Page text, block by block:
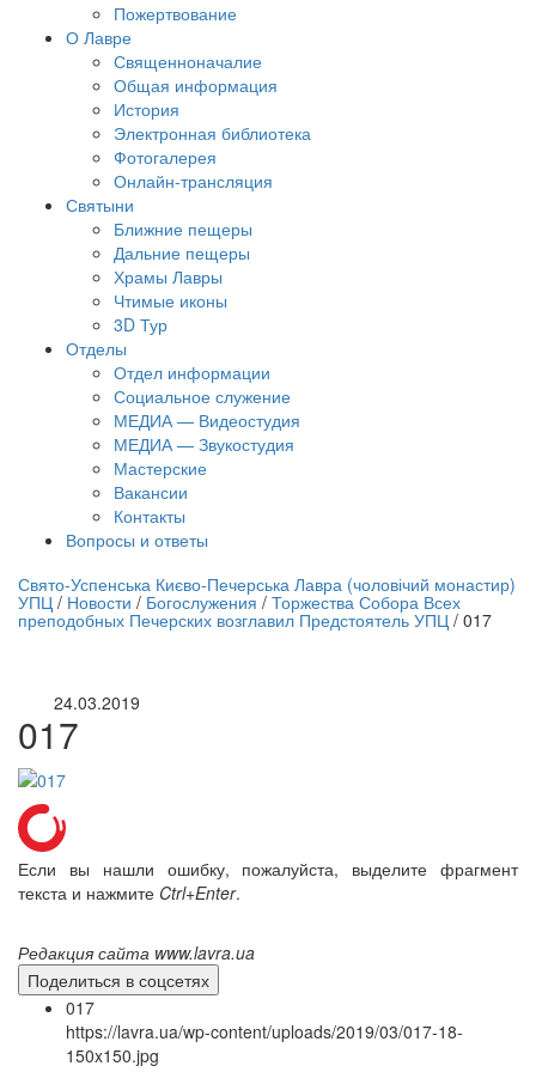
Пожертвование
О Лавре
Священноначалие
Общая информация
История
Электронная библиотека
Фотогалерея
Онлайн-трансляция
Святыни
Ближние пещеры
Дальние пещеры
Храмы Лавры
Чтимые иконы
3D Тур
Отделы
Отдел информации
Социальное служение
МЕДИА — Видеостудия
МЕДИА — Звукостудия
Мастерские
Вакансии
Контакты
Вопросы и ответы
трансляция | 12 сентября
трансляции
Свято-Успенська Києво-Печерська Лавра (чоловічий монастир)
УПЦ / Новости / Богослужения / Торжества Собора Всех
преподобных Печерских возглавил Предстоятель УПЦ / 017
24.03.2019
017
Если вы нашли ошибку, пожалуйста, выделите фрагмент
текста и нажмите Ctrl+Enter.
Редакция сайта www.lavra.ua
Поделиться в соцсетях
017
https://lavra.ua/wp-content/uploads/2019/03/017-18-
150x150.jpg